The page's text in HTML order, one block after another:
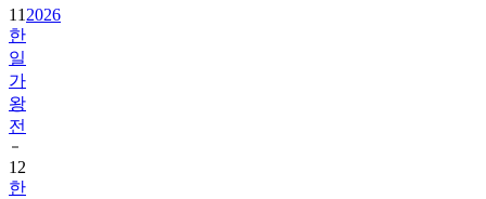
11 2026
한
일
가
왕
전
12
한